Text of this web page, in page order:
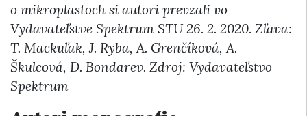
o mikroplastoch si autori prevzali vo
Vydavateľstve Spektrum STU 26. 2. 2020. Zľava:
T. Mackuľak, J. Ryba, A. Grenčíková, A.
Škulcová, D. Bondarev. Zdroj: Vydavateľstvo
Spektrum